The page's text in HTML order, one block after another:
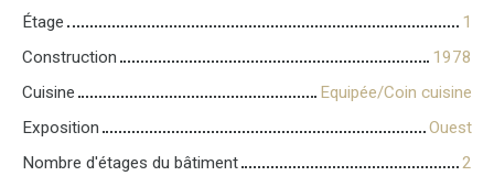
Étage
1
Construction
1978
Cuisine
Equipée/Coin cuisine
Exposition
Ouest
Nombre d'étages du bâtiment
2